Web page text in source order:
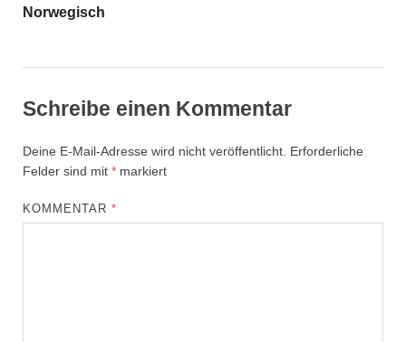
Norwegisch
Schreibe einen Kommentar
Deine E-Mail-Adresse wird nicht veröffentlicht. Erforderliche
Felder sind mit * markiert
KOMMENTAR*